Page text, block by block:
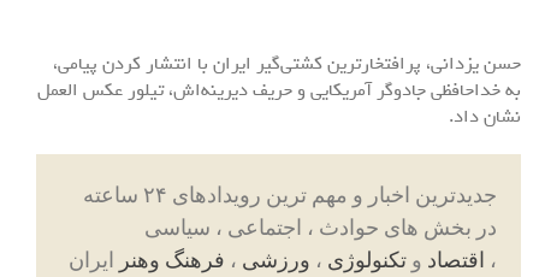
حسن یزدانی، پرافتخارترین کشتی‌گیر ایران با انتشار کردن پیامی،
به خداحافظی جادوگر آمریکایی و حریف دیرینه‌اش، تیلور عکس العمل
نشان داد.
جدیدترین اخبار و مهم ترین رویدادهای ۲۴ ساعته
در بخش های حوادث ، اجتماعی ، سیاسی
، اقتصاد و تکنولوژی ، ورزشی ، فرهنگ وهنر ایران